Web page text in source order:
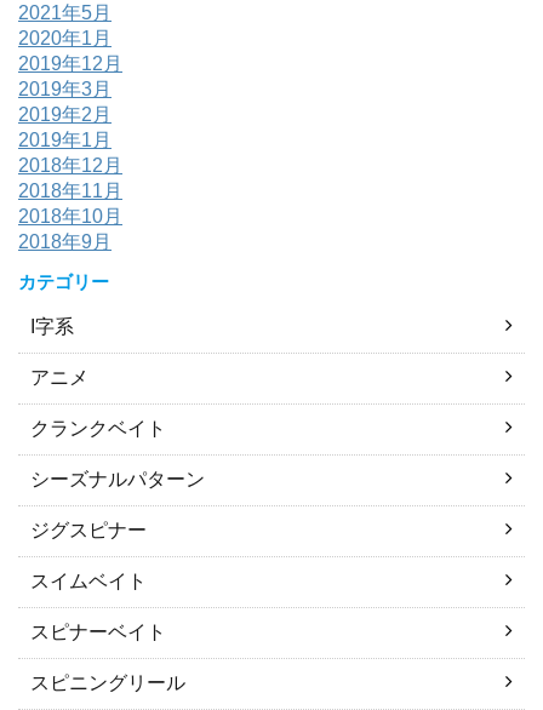
2021年5月
2020年1月
2019年12月
2019年3月
2019年2月
2019年1月
2018年12月
2018年11月
2018年10月
2018年9月
カテゴリー
I字系
アニメ
クランクベイト
シーズナルパターン
ジグスピナー
スイムベイト
スピナーベイト
スピニングリール